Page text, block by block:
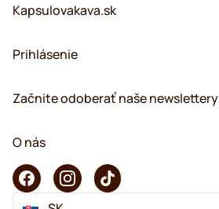
Kapsulovakava.sk
Prihlásenie
Začnite odoberať naše newslettery
O nás